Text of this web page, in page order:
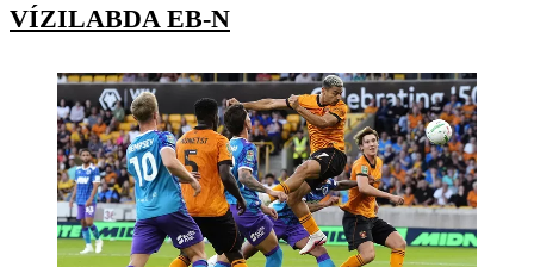
VÍZILABDA EB-N